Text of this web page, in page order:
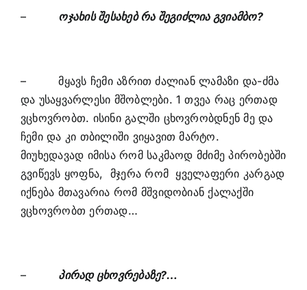
– ოჯახის შესახებ რა შეგიძლია გვიამბო?
– მყავს ჩემი აზრით ძალიან ლამაზი და-ძმა
და უსაყვარლესი მშობლები. 1 თვეა რაც ერთად
ვცხოვრობთ. ისინი გალში ცხოვრობდნენ მე და
ჩემი და კი თბილიში ვიყავით მარტო.
მიუხედავად იმისა რომ საკმაოდ მძიმე პირობებში
გვიწევს ყოფნა, მჯერა რომ ყველაფერი კარგად
იქნება მთავარია რომ მშვიდობიან ქალაქში
ვცხოვრობთ ერთად…
– პირად ცხოვრებაზე?…